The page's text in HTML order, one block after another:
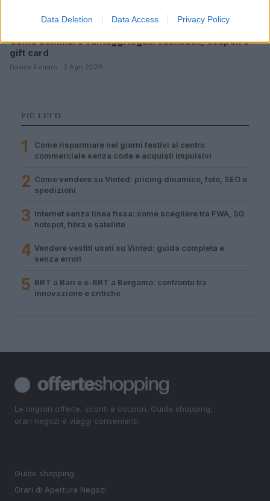
Data Deletion Data Access Privacy Policy
Come sommare vantaggi legali: cashback, coupon e
gift card
Davide Ferraro · 2 Ago 2026
PIÙ LETTI
1
Come risparmiare nei giorni festivi al centro
commerciale senza code e acquisti impulsivi
2 Come vendere su Vinted: pricing dinamico, foto, SEO e
spedizioni
3 Internet senza linea fissa: come scegliere tra FWA, 5G
hotspot, fibra e satellite
4 Vendere vestiti usati su Vinted: guida completa e
senza errori
5 BRT a Bari e e-BRT a Bergamo: confronto tra
innovazione e critiche
Le migliori offerte, sconti e coupon. Guide shopping,
orari negozi e viaggi convenienti.
Guide shopping
Orari di Apertura Negozi